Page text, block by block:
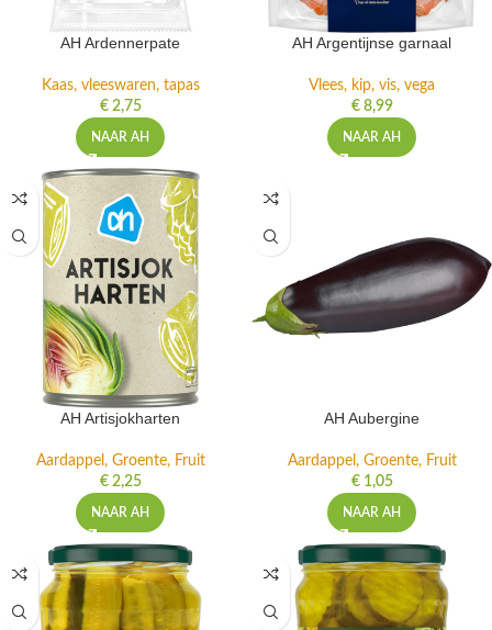
AH Ardennerpate
Kaas, vleeswaren, tapas
€2,75
NAAR AH
AH Argentijnse garnaal
Vlees, kip, vis, vega
€8,99
NAAR AH
AH Artisjokharten
Aardappel, Groente, Fruit
€2,25
NAAR AH
AH Aubergine
Aardappel, Groente, Fruit
€1,05
NAAR AH